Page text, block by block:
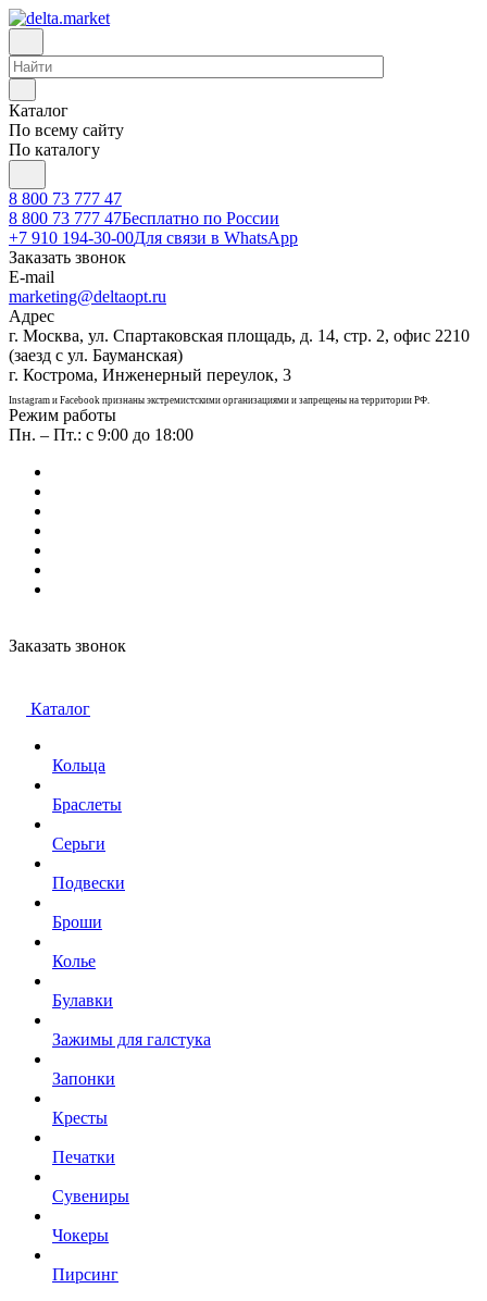
Каталог
По всему сайту
По каталогу
8 800 73 777 47
8 800 73 777 47Бесплатно по России
+7 910 194-30-00Для связи в WhatsApp
Заказать звонок
E-mail
marketing@deltaopt.ru
Адрес
г. Москва, ул. Спартаковская площадь, д. 14, стр. 2, офис 2210
(заезд с ул. Бауманская)
г. Кострома, Инженерный переулок, 3
Instagram и Facebook признаны экстремистскими организациями и запрещены на территории РФ.
Режим работы
Пн. – Пт.: с 9:00 до 18:00
Заказать звонок
Каталог
Кольца
Браслеты
Серьги
Подвески
Броши
Колье
Булавки
Зажимы для галстука
Запонки
Кресты
Печатки
Сувениры
Чокеры
Пирсинг